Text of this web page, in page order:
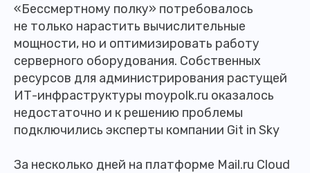
«Бессмертному полку» потребовалось
не только нарастить вычислительные
мощности, но и оптимизировать работу
серверного оборудования. Собственных
ресурсов для администрирования растущей
ИТ-инфраструктуры moypolk.ru оказалось
недостаточно и к решению проблемы
подключились эксперты компании Git in Sky
За несколько дней на платформе Mail.ru Cloud